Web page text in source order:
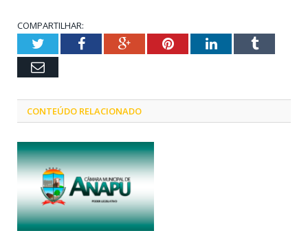
COMPARTILHAR:
TwitterFacebookGoogle+PinterestLinkedInTumblr
Email
CONTEÚDO RELACIONADO